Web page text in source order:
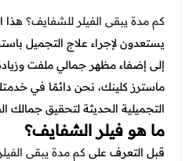
الاطفال
خدمات المختبر
الاشعة
عروض الصيف المميزة
عروض البيكو واي
عروض العناية بالبشرة
عروض العناية بالشعر
عروض الطب العام
عرض الكل
فحوصات العمالة الوافدة
باقات متابعة ابر التنحيف
عروض جراحات التجميل
كم مدة يبقى الفيلر للشفايف؟هذا
يستعدون لإجراء علاج التجميل
إلى إضفاء مظهر جمالي ملفت
ماسترز كلينك، نحن دائمًا في
التجميلية الحديثة لتحقيق جمالك
ما هو فيلر الشفايف؟
قبل التعرف علىكم مدة يبقى